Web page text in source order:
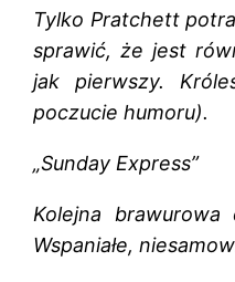
Tylko Pratchett
sprawić, że jest
jak pierwszy.
poczucie humoru).
„Sunday Express”
Kolejna brawurowa
Wspaniałe,